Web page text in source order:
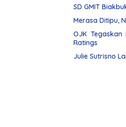
SD GMIT
OJK
Ratings
Julie Sutrisno